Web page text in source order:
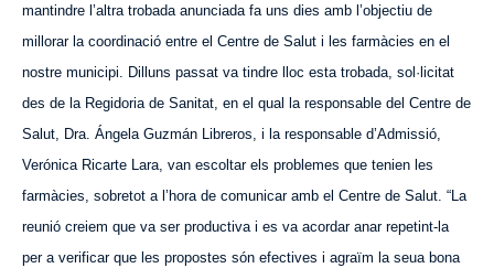
mantindre l’altra trobada anunciada fa uns dies amb l’objectiu de
millorar la coordinació entre el Centre de Salut i les farmàcies en el
nostre municipi. Dilluns passat va tindre lloc esta trobada, sol·licitat
des de la Regidoria de Sanitat, en el qual la responsable del Centre de
Salut, Dra. Ángela Guzmán Libreros, i la responsable d’Admissió,
Verónica Ricarte Lara, van escoltar els problemes que tenien les
farmàcies, sobretot a l’hora de comunicar amb el Centre de Salut. “La
reunió creiem que va ser productiva i es va acordar anar repetint-la
per a verificar que les propostes són efectives i agraïm la seua bona